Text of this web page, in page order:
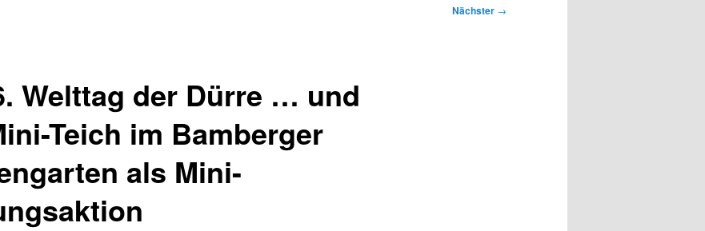
Nächster →
Welttag der Dürre … und
Teich im Bamberger
als Mini-